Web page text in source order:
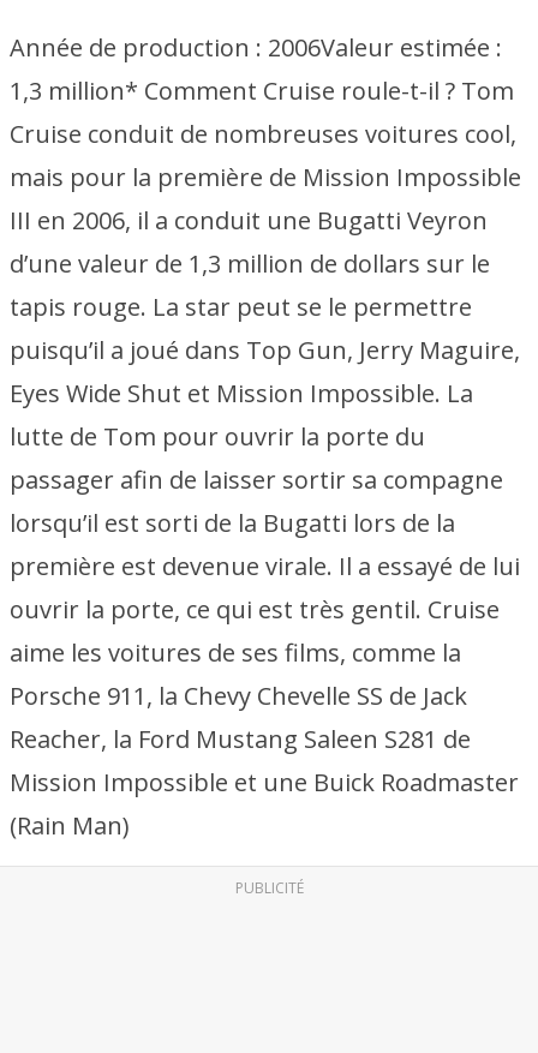
Année de production : 2006Valeur estimée :
1,3 million* Comment Cruise roule-t-il ? Tom
Cruise conduit de nombreuses voitures cool,
mais pour la première de Mission Impossible
III en 2006, il a conduit une Bugatti Veyron
d’une valeur de 1,3 million de dollars sur le
tapis rouge. La star peut se le permettre
puisqu’il a joué dans Top Gun, Jerry Maguire,
Eyes Wide Shut et Mission Impossible. La
lutte de Tom pour ouvrir la porte du
passager afin de laisser sortir sa compagne
lorsqu’il est sorti de la Bugatti lors de la
première est devenue virale. Il a essayé de lui
ouvrir la porte, ce qui est très gentil. Cruise
aime les voitures de ses films, comme la
Porsche 911, la Chevy Chevelle SS de Jack
Reacher, la Ford Mustang Saleen S281 de
Mission Impossible et une Buick Roadmaster
(Rain Man)
PUBLICITÉ